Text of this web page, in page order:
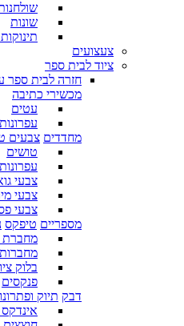
שונות
צעצועים
ציוד לבית ספר
חזרה לבית ספר
מכשירי כתיבה
עטים
עפרונות
מחדדים צבעים
טושים
צבעי
צבעי
צבעי
מספריים טיפקס
מחברת
בלוק
פנקסים
דבק תיוק
אינדקס